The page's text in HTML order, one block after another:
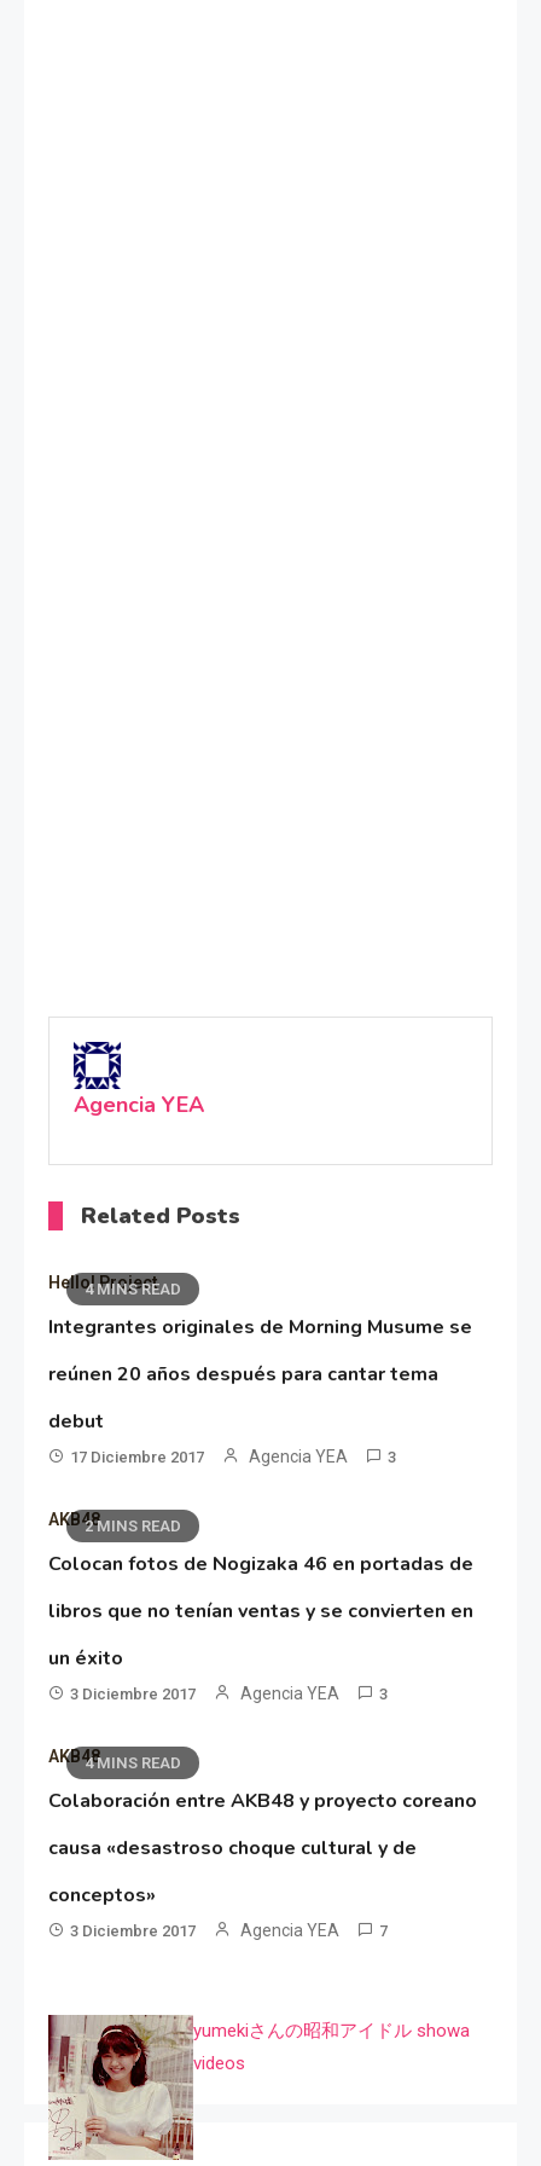
Agencia YEA
Related Posts
4 MINS READ
Hello! Project
Integrantes originales de Morning Musume se
reúnen 20 años después para cantar tema
debut
17 Diciembre 2017 Agencia YEA 3
2 MINS READ
AKB48
Colocan fotos de Nogizaka 46 en portadas de
libros que no tenían ventas y se convierten en
un éxito
3 Diciembre 2017 Agencia YEA 3
4 MINS READ
AKB48
Colaboración entre AKB48 y proyecto coreano
causa «desastroso choque cultural y de
conceptos»
3 Diciembre 2017 Agencia YEA 7
yumekiさんの昭和アイドル showa
videos